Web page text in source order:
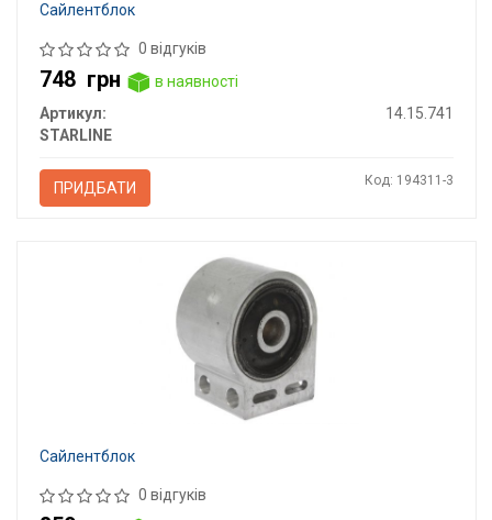
Сайлентблок
0 відгуків
748 грн
в наявності
Артикул:
14.15.741
STARLINE
ПРИДБАТИ Код: 194311-3
Сайлентблок
0 відгуків